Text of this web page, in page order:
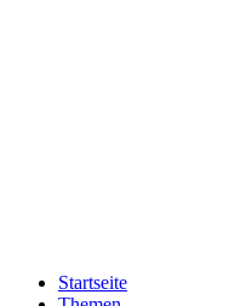
Startseite